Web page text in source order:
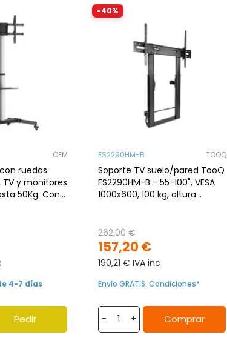
OEM
ruedas
TV y monitores
50Kg. Con
4-7 días
Pedir
-40%
FS2290HM-B TOOQ
Soporte TV suelo/pared TooQ
FS2290HM-B - 55-100", VESA
1000x600, 100 kg, altura
157,20 €
262,00 €
190,21 € IVA inc
Envío GRATIS. Condiciones*
- + Comprar